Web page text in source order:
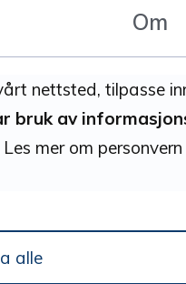
Om
nettsted, tilpasse
bruk av
Les mer om
alle